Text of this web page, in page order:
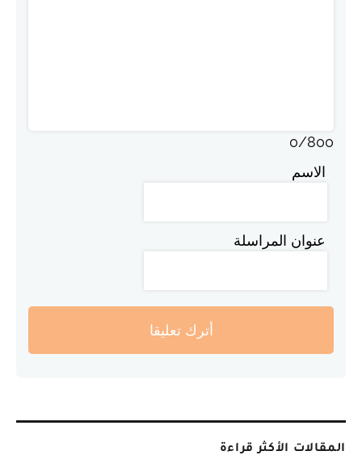
0/800
الاسم
عنوان المراسلة
أترك تعليقا
المقالات الأكثر قراءة